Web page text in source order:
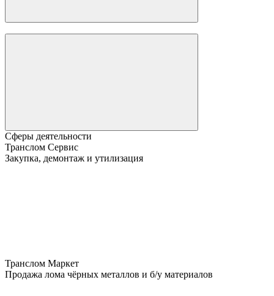
Сферы деятельности
Транслом Сервис
Закупка, демонтаж и утилизация
Транслом Маркет
Продажа лома чёрных металлов и б/у материалов